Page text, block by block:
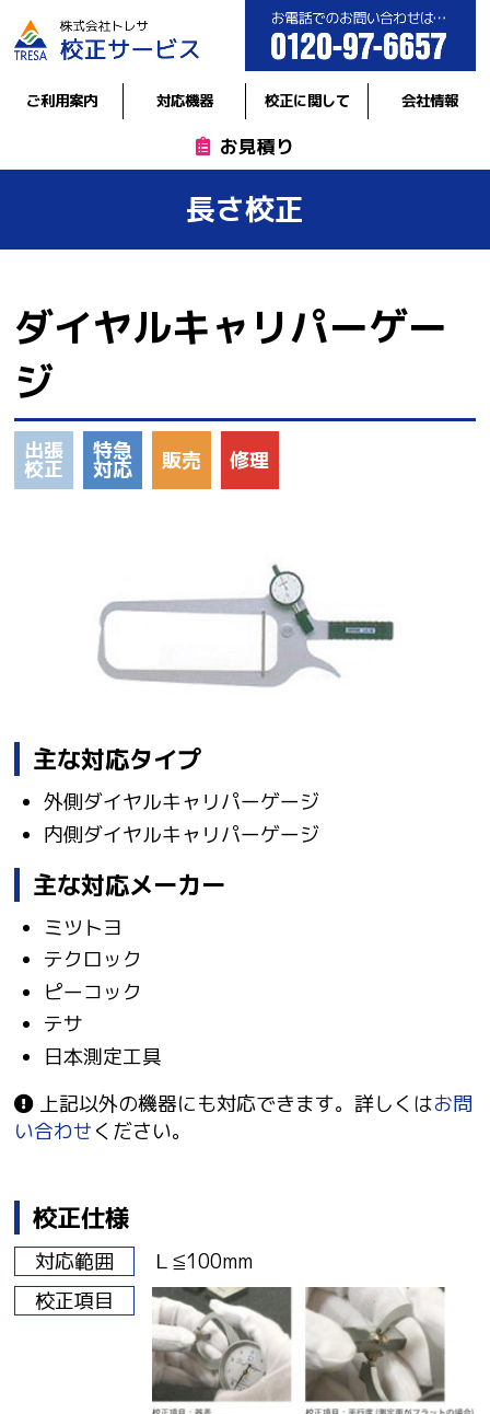
ご利用案内 対応機器 校正に関して 会社情報
お見積り
長さ校正
ダイヤルキャリパーゲー
ジ
出張
校正
特急
対応 販売 修理
主な対応タイプ
外側ダイヤルキャリパーゲージ
内側ダイヤルキャリパーゲージ
主な対応メーカー
ミツトヨ
テクロック
ピーコック
テサ
日本測定工具
上記以外の機器にも対応できます。詳しくはお問
い合わせ ください。
校正仕様
対応範囲
Ｌ≦100mm
校正項目